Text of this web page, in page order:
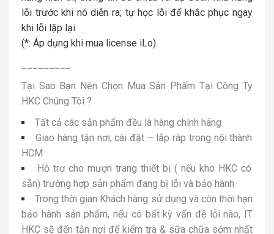
lỗi trước khi nó diễn ra; tự học lỗi để khắc phục ngay
khi lỗi lặp lại
(*: Áp dụng khi mua license iLo)
Tại Sao Bạn Nên Chọn Mua Sản Phẩm Tại Công Ty
HKC Chúng Tôi ?
Tất cả các sản phẩm đều là hàng chính hãng
Giao hàng tận nơi, cài đặt – lắp ráp trong nội thành
HCM
Hỗ trợ cho mượn trang thiết bị ( nếu kho HKC có
sẵn) trường hợp sản phẩm đang bị lỗi và bảo hành
Trong thời gian Khách hàng sử dụng và còn thời hạn
bảo hành sản phẩm, nếu có bất kỳ vấn đề lỗi nào, IT
HKC sẽ đến tận nơi để kiểm tra & sữa chữa sớm nhất